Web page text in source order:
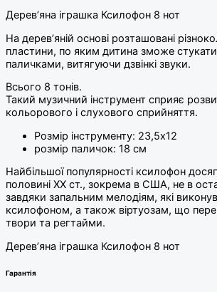
Дерев’яна іграшка Ксилофон 8 нот
На дерев’яній основі розташовані
пластини, по яким дитина зможе
паличками, витягуючи дзвінкі звуки.
Всього 8 тонів.
Такий музичний інструмент сприяє
кольорового і слухового сприйняття.
Розмір інструменту: 23,5х12
розмір паличок: 18 см
Найбільшої популярності ксилофон досяг
половині XX ст., зокрема в США, не в
завдяки запальним мелодіям, які
ксилофоном, а також віртуозам, що
твори та регтайми.
Дерев’яна іграшка Ксилофон 8 нот
Гарантія